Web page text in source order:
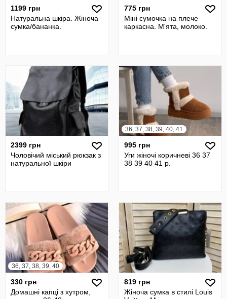
1199 грн
Натуральна шкіра. Жіноча
сумка/бананка.
775 грн
Міні сумочка на плече
каркасна. М'ята, молоко.
2399 грн
Чоловічий міський рюкзак з
натуральної шкіри
36, 37, 38, 39, 40, 41
995 грн
Уги жіночі коричневі 36 37
38 39 40 41 р.
36, 37, 38, 39, 40
330 грн
Домашні капці з хутром,
819 грн
Жіноча сумка в стилі Louis